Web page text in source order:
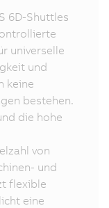
6D-Shuttles
universelle
und
keine
bestehen.
die hohe
von
und
flexible
eine